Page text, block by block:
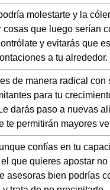
molestarte y la
cosas que luego serían
y evitarás que
a tu alrededor.
de manera radical con
para tu
darás paso a nuevas
te permitirán mayores
confías en tu
que quieres apostar
asesoras bien podrías